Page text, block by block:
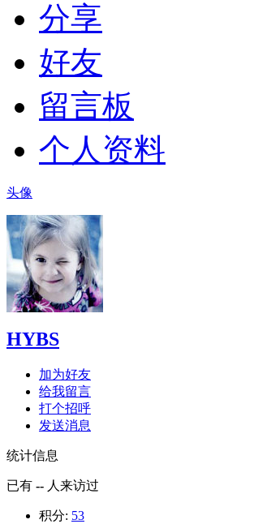
分享
好友
留言板
个人资料
头像
HYBS
加为好友
给我留言
打个招呼
发送消息
统计信息
已有 -- 人来访过
积分: 53